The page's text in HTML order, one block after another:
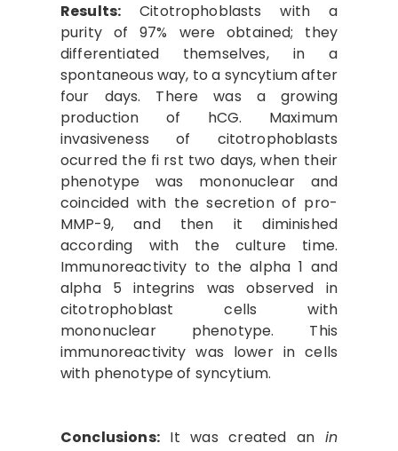
Results: Citotrophoblasts with a
purity of 97% were obtained; they
differentiated themselves, in a
spontaneous way, to a syncytium after
four days. There was a growing
production of hCG. Maximum
invasiveness of citotrophoblasts
ocurred the fi rst two days, when their
phenotype was mononuclear and
coincided with the secretion of pro-
MMP-9, and then it diminished
according with the culture time.
Immunoreactivity to the alpha 1 and
alpha 5 integrins was observed in
citotrophoblast cells with
mononuclear phenotype. This
immunoreactivity was lower in cells
with phenotype of syncytium.
Conclusions:It was created an in